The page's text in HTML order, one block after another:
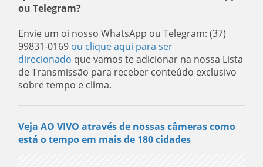
ou Telegram?
Envie um oi nosso WhatsApp ou Telegram: (37)
99831-0169 ou clique aqui para ser
direcionado que vamos te adicionar na nossa Lista
de Transmissão para receber conteúdo exclusivo
sobre tempo e clima.
Veja AO VIVO através de nossas câmeras como
está o tempo em mais de 180 cidades